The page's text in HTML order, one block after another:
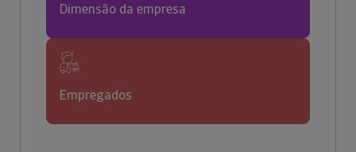
Dimensão da empresa
Empregados